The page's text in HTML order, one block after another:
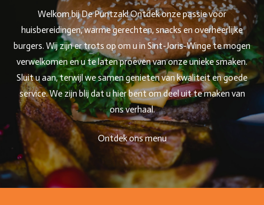
Welkom bij De Puntzak! Ontdek onze passie voor
huisbereidingen, warme gerechten, snacks en overheerlijke
burgers. Wij zijn er trots op om u in Sint-Joris-Winge te mogen
verwelkomen en u te laten proeven van onze unieke smaken.
Sluit u aan, terwijl we samen genieten van kwaliteit en goede
service. We zijn blij dat u hier bent om deel uit te maken van
ons verhaal.
Ontdek ons menu